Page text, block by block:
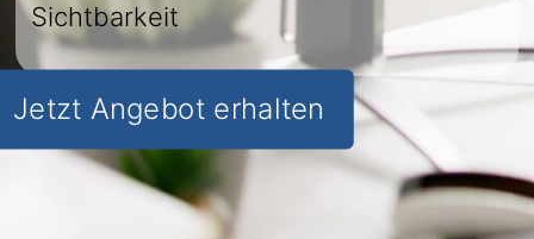
Sichtbarkeit
Jetzt Angebot erhalten